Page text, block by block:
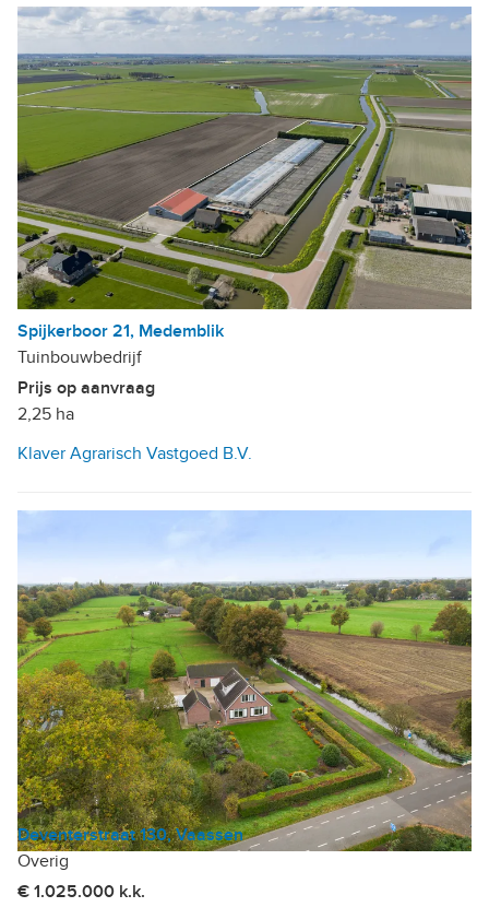
Spijkerboor 21, Medemblik
Tuinbouwbedrijf
Prijs op aanvraag
2,25 ha
Klaver Agrarisch Vastgoed B.V.
Deventerstraat 130, Vaassen
Overig
€ 1.025.000 k.k.